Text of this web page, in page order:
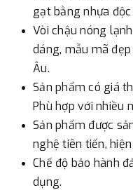
gạt bằng nhựa độc
Vòi chậu nóng
dáng, mẫu mã
Âu.
Sản phẩm có giá
Phù hợp với nhiều
Sản phẩm được
nghệ tiên tiến,
Chế độ bảo hành
dụng.